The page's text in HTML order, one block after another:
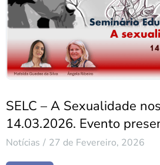
SELC – A Sexualidade
14.03.2026. Evento
Notícias 27 de Fevereiro, 2026